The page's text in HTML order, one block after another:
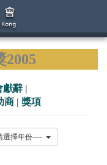
2005
獻辭 |
商 | 獎項